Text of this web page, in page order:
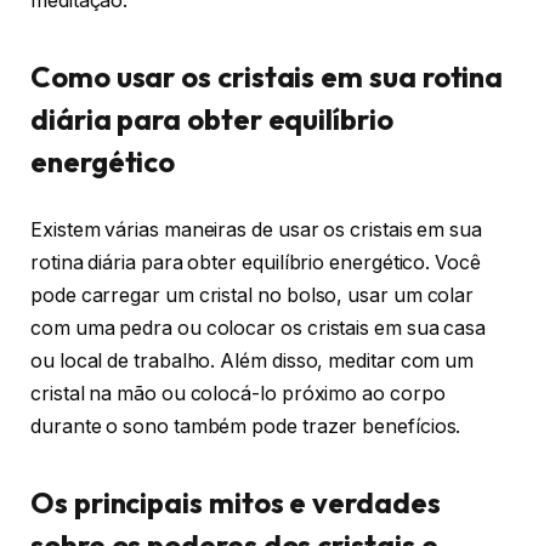
Como usar os cristais em sua rotina
diária para obter equilíbrio
energético
Existem várias maneiras de usar os cristais em sua
rotina diária para obter equilíbrio energético. Você
pode carregar um cristal no bolso, usar um colar
com uma pedra ou colocar os cristais em sua casa
ou local de trabalho. Além disso, meditar com um
cristal na mão ou colocá-lo próximo ao corpo
durante o sono também pode trazer benefícios.
Os principais mitos e verdades